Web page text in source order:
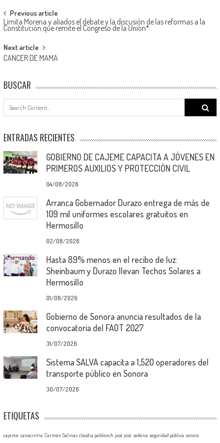
Post
navigation
Previous article
Limita Morena y aliados el debate y la discusión de las reformas a la
Constitución que remite el Congreso de la Unión*
Next article
CANCER DE MAMA
BUSCAR
Search
for:
ENTRADAS RECIENTES
GOBIERNO DE CAJEME CAPACITA A JÓVENES EN
PRIMEROS AUXILIOS Y PROTECCIÓN CIVIL
04/08/2026
Arranca Gobernador Durazo entrega de más de
109 mil uniformes escolares gratuitos en
Hermosillo
02/08/2026
Hasta 89% menos en el recibo de luz:
Sheinbaum y Durazo llevan Techos Solares a
Hermosillo
01/08/2026
Gobierno de Sonora anuncia resultados de la
convocatoria del FAOT 2027
31/07/2026
Sistema SALVA capacita a 1,520 operadores del
transporte público en Sonora
30/07/2026
ETIQUETAS
cajeme canacintra Carmen Salinas claudia pablovich josé josé sedena seguridad pública sonora